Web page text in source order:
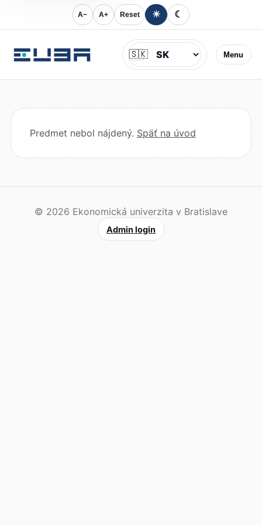
A− A+ Reset ☀ ☾
Menu
Jazyk
🇸🇰
Predmet nebol nájdený. Späť na úvod
© 2026 Ekonomická univerzita v Bratislave
Admin login